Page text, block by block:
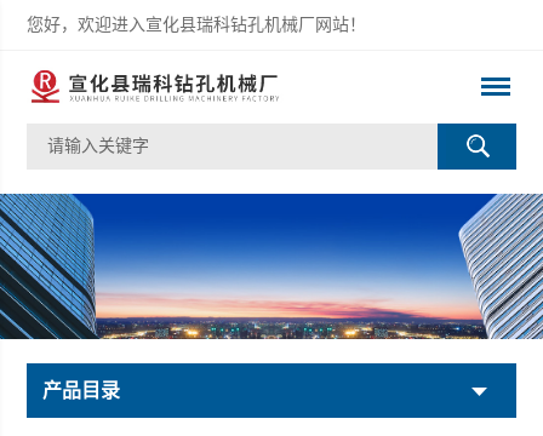
您好，欢迎进入宣化县瑞科钻孔机械厂网站！
产品目录